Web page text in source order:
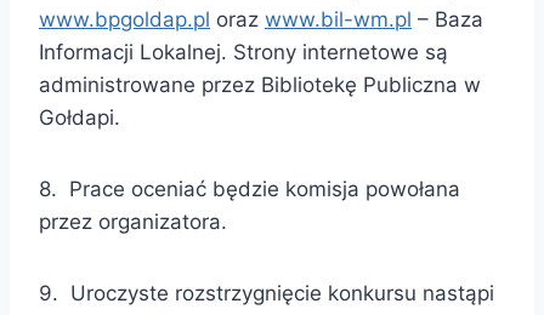
www.bpgoldap.pl oraz www.bil-wm.pl – Baza
Informacji Lokalnej. Strony internetowe są
administrowane przez Bibliotekę Publiczna w
Gołdapi.
8. Prace oceniać będzie komisja powołana
przez organizatora.
9. Uroczyste rozstrzygnięcie konkursu nastąpi